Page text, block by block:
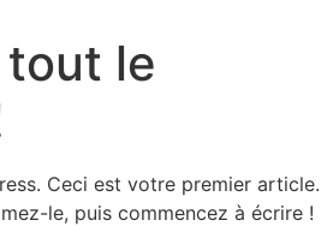
le
Ceci est votre premier article.
le, puis commencez à écrire !